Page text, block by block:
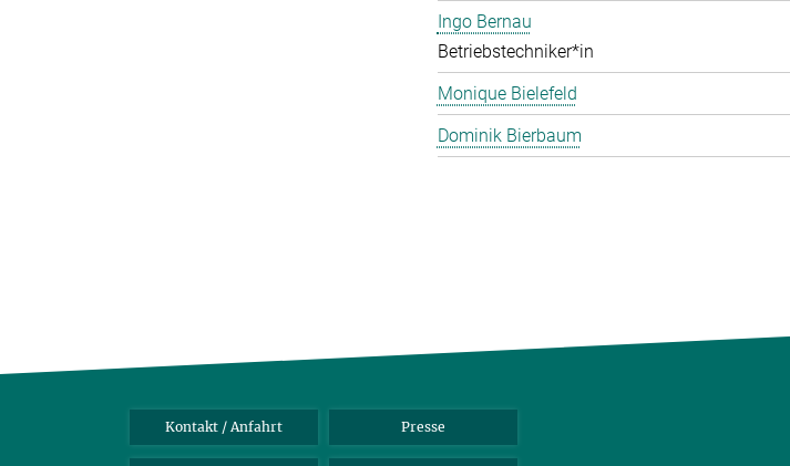
Ingo Bernau
Betriebstechniker*in
Monique Bielefeld
Dominik Bierbaum
Kontakt / Anfahrt Presse